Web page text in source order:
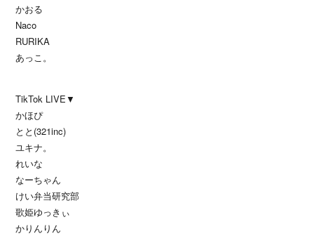
かおる
Naco
RURIKA
あっこ。
TikTok LIVE▼
かほぴ
とと(321inc)
ユキナ。
れいな
なーちゃん
けい弁当研究部
歌姫ゆっきぃ
かりんりん